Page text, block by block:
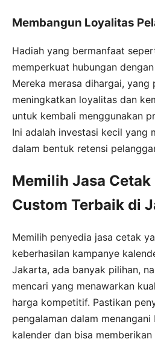
Membangun Loyalitas
Hadiah yang bermanfaat
memperkuat hubungan
Mereka merasa dihargai, yang
meningkatkan loyalitas dan
untuk kembali menggunakan
Ini adalah investasi kecil yang
dalam bentuk retensi
Memilih Jasa
Custom Terbaik di
Memilih penyedia jasa cetak
keberhasilan kampanye
Jakarta, ada banyak pilihan,
mencari yang menawarkan
harga kompetitif. Pastikan
pengalaman dalam
kalender dan bisa